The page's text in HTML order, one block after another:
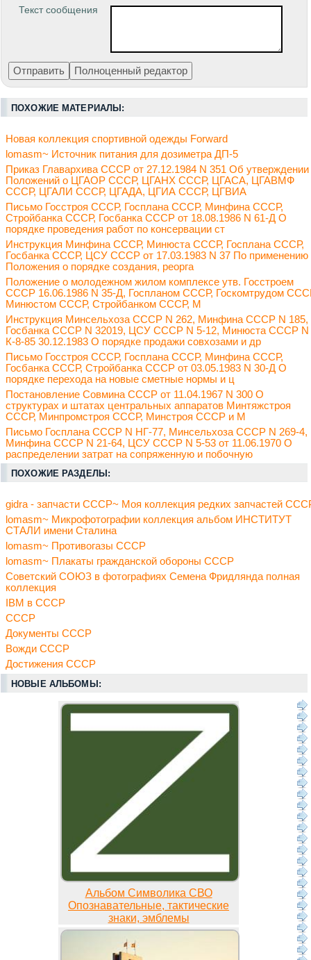
Текст сообщения
ПОХОЖИЕ МАТЕРИАЛЫ:
Новая коллекция спортивной одежды Forward
lomasm~ Источник питания для дозиметра ДП-5
Приказ Главархива СССР от 27.12.1984 N 351 Об утверждении
Положений о ЦГАОР СССР, ЦГАНХ СССР, ЦГАСА, ЦГАВМФ
СССР, ЦГАЛИ СССР, ЦГАДА, ЦГИА СССР, ЦГВИА
Письмо Госстроя СССР, Госплана СССР, Минфина СССР,
Стройбанка СССР, Госбанка СССР от 18.08.1986 N 61-Д О
порядке проведения работ по консервации ст
Инструкция Минфина СССР, Минюста СССР, Госплана СССР,
Госбанка СССР, ЦСУ СССР от 17.03.1983 N 37 По применению
Положения о порядке создания, реорга
Положение о молодежном жилом комплексе утв. Госстроем
СССР 16.06.1986 N 35-Д, Госпланом СССР, Госкомтрудом
Минюстом СССР, Стройбанком СССР, М
Инструкция Минсельхоза СССР N 262, Минфина СССР N 185,
Госбанка СССР N 32019, ЦСУ СССР N 5-12, Минюста СССР N
К-8-85 30.12.1983 О порядке продажи совхозами и др
Письмо Госстроя СССР, Госплана СССР, Минфина СССР,
Госбанка СССР, Стройбанка СССР от 03.05.1983 N 30-Д О
порядке перехода на новые сметные нормы и ц
Постановление Совмина СССР от 11.04.1967 N 300 О
структурах и штатах центральных аппаратов Минтяжстроя
СССР, Минпромстроя СССР, Минстроя СССР и М
Письмо Госплана СССР N НГ-77, Минсельхоза СССР N 269-4,
Минфина СССР N 21-64, ЦСУ СССР N 5-53 от 11.06.1970 О
распределении затрат на сопряженную и побочную
ПОХОЖИЕ РАЗДЕЛЫ:
gidra - запчасти СССР~ Моя коллекция редких запчастей
lomasm~ Микрофотографии коллекция альбом ИНСТИТУТ
СТАЛИ имени Сталина
lomasm~ Противогазы СССР
lomasm~ Плакаты гражданской обороны СССР
Советский СОЮЗ в фотографиях Семена Фридлянда полная
коллекция
IBM в СССР
СССР
Документы СССР
Вожди СССР
Достижения СССР
НОВЫЕ АЛЬБОМЫ:
Альбом Символика СВО
Опознавательные, тактические
знаки, эмблемы